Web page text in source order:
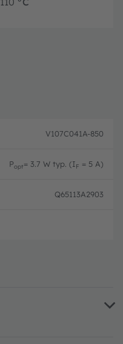
V107C041A-850
Popt= 3.7 W typ. (IF = 5 A)
Q65113A2903